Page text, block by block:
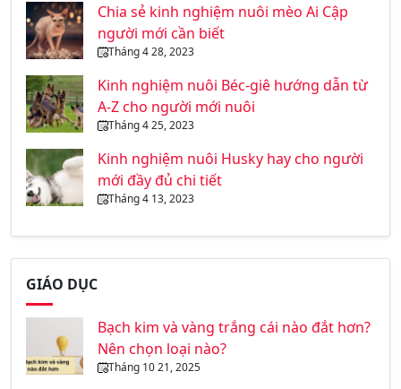
Chia sẻ kinh nghiệm nuôi mèo Ai Cập
người mới cần biết
Tháng 4 28, 2023
Kinh nghiệm nuôi Béc-giê hướng dẫn từ
A-Z cho người mới nuôi
Tháng 4 25, 2023
Kinh nghiệm nuôi Husky hay cho người
mới đầy đủ chi tiết
Tháng 4 13, 2023
GIÁO DỤC
Bạch kim và vàng trắng cái nào đắt hơn?
Nên chọn loại nào?
Tháng 10 21, 2025